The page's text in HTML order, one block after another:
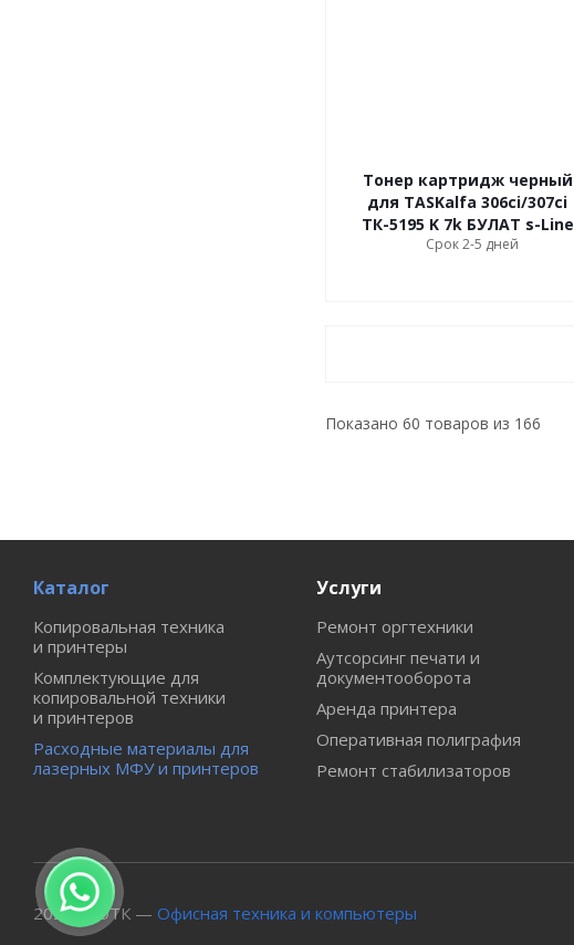
Тонер картридж черный
для TASKalfa 306ci/307ci
ТК-5195 K 7k БУЛАТ s-Line
Срок 2-5 дней
Показано 60 товаров из 166
Каталог
Копировальная техника
и принтеры
Комплектующие для
копировальной техники
и принтеров
Расходные материалы для
лазерных МФУ и принтеров
Услуги
Ремонт оргтехники
Аутсорсинг печати и
документооборота
Аренда принтера
Оперативная полиграфия
Ремонт стабилизаторов
2026 © ОТК — Офисная техника и компьютеры